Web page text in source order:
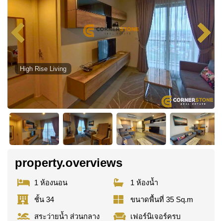
High Rise Living
property.overviews
1 ห้องนอน
1 ห้องน้ำ
ชั้น 34
ขนาดพื้นที่ 35 Sq.m
สระว่ายน้ำ ส่วนกลาง
เฟอร์นิเจอร์ครบ